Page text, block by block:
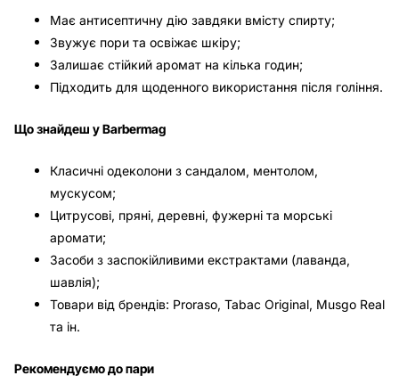
Має антисептичну дію завдяки вмісту спирту;
Звужує пори та освіжає шкіру;
Залишає стійкий аромат на кілька годин;
Підходить для щоденного використання після гоління.
Що знайдеш у Barbermag
Класичні одеколони з сандалом, ментолом,
мускусом;
Цитрусові, пряні, деревні, фужерні та морські
аромати;
Засоби з заспокійливими екстрактами (лаванда,
шавлія);
Товари від брендів: Proraso, Tabac Original, Musgo Real
та ін.
Рекомендуємо до пари